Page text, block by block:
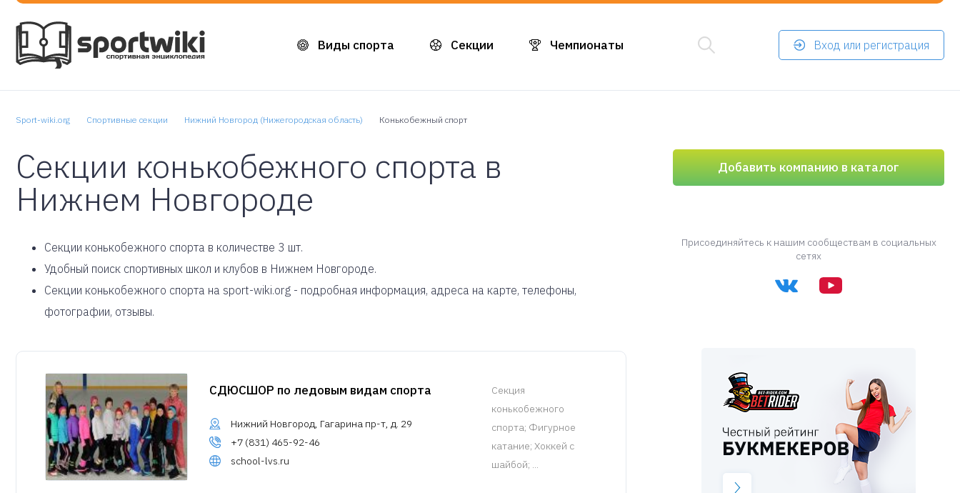
Виды спорта Секции Чемпионаты Вход или регистрация
Sport-wiki.org Спортивные секции Нижний Новгород (Нижегородская область) Конькобежный спорт
Секции конькобежного спорта в
Нижнем Новгороде
Cекции конькобежного спорта в количестве 3 шт.
Удобный поиск спортивных школ и клубов в Нижнем Новгороде.
Секции конькобежного спорта на sport-wiki.org - подробная информация, адреса на карте, телефоны,
фотографии, отзывы.
СДЮСШОР по ледовым видам спорта
Нижний Новгород, Гагарина пр-т, д. 29
+7 (831) 465-92-46
school-lvs.ru
Cекция
конькобежного
спорта; Фигурное
катание; Хоккей с
шайбой; ...
Добавить компанию в каталог
Присоединяйтесь к нашим сообществам в социальных
сетях